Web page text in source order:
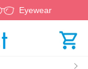
Eyewear